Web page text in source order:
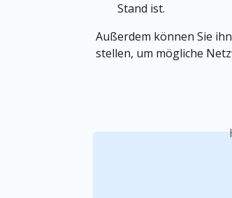
Stand ist.
Außerdem können Sie
stellen, um mögliche